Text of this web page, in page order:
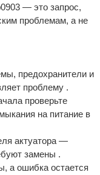
— это запрос,
проблемам, а не
предохранители и
проблему .
проверьте
на питание в
актуатора —
замены .
а ошибка остается